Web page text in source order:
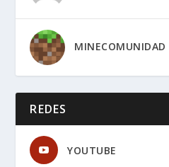
MINECOMUNIDAD
REDES
YOUTUBE